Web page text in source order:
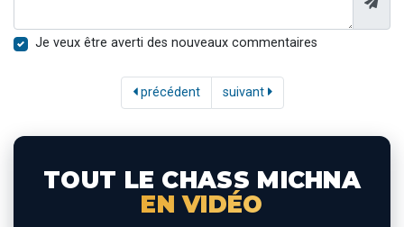
Je veux être averti des nouveaux commentaires
précédent suivant
TOUT LE CHASS MICHNA
EN VIDÉO